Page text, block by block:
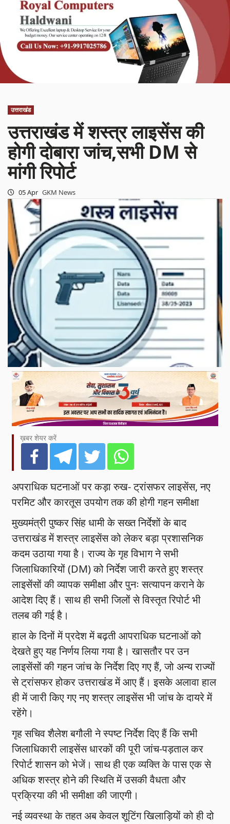
उत्तराखंड
उत्तराखंड में शस्त्र लाइसेंस की
होगी दोबारा जांच,सभी DM से
मांगी रिपोर्ट
05 Apr GKM News
ख़बर शेयर करें
अपराधिक घटनाओं पर कड़ा रुख- ट्रांसफर लाइसेंस, नए
परमिट और कारतूस उपयोग तक की होगी गहन समीक्षा
मुख्यमंत्री पुष्कर सिंह धामी के सख्त निर्देशों के बाद
उत्तराखंड में शस्त्र लाइसेंस को लेकर बड़ा प्रशासनिक
कदम उठाया गया है। राज्य के गृह विभाग ने सभी
जिलाधिकारियों (DM) को निर्देश जारी करते हुए शस्त्र
लाइसेंसों की व्यापक समीक्षा और पुनः सत्यापन कराने के
आदेश दिए हैं। साथ ही सभी जिलों से विस्तृत रिपोर्ट भी
तलब की गई है।
हाल के दिनों में प्रदेश में बढ़ती आपराधिक घटनाओं को
देखते हुए यह निर्णय लिया गया है। खासतौर पर उन
लाइसेंसों की गहन जांच के निर्देश दिए गए हैं, जो अन्य राज्यों
से ट्रांसफर होकर उत्तराखंड में आए हैं। इसके अलावा हाल
ही में जारी किए गए नए शस्त्र लाइसेंस भी जांच के दायरे में
रहेंगे।
गृह सचिव शैलेश बगौली ने स्पष्ट निर्देश दिए हैं कि सभी
जिलाधिकारी लाइसेंस धारकों की पूरी जांच-पड़ताल कर
रिपोर्ट शासन को भेजें। साथ ही एक व्यक्ति के पास एक से
अधिक शस्त्र होने की स्थिति में उसकी वैधता और
प्रक्रिया की भी समीक्षा की जाएगी।
नई व्यवस्था के तहत अब केवल शूटिंग खिलाड़ियों को ही दो